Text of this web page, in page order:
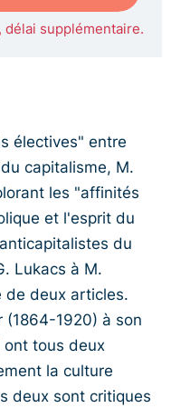
délai supplémentaire.
électives" entre
capitalisme, M.
les "affinités
et l'esprit du
du
Lukacs à M.
de deux articles.
(1864-1920) à son
ont tous deux
la culture
deux sont critiques